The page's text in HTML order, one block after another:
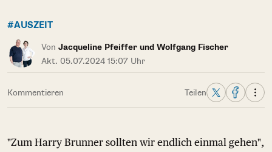
#AUSZEIT
Von Jacqueline Pfeiffer und Wolfgang Fischer
Akt. 05.07.2024 15:07 Uhr
Kommentieren Teilen
"Zum Harry Brunner sollten wir endlich einmal gehen",